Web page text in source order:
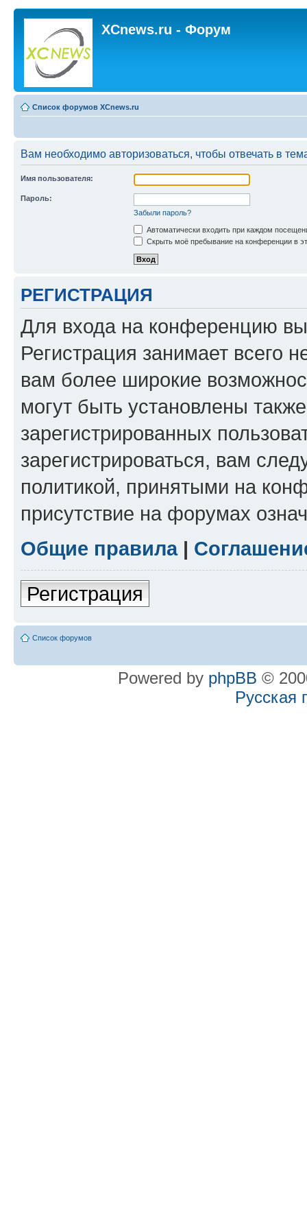
XCnews.ru - Форум
Список форумов XCnews.ru
Вам необходимо авторизоваться, чтобы отвечать в
Имя пользователя:
Пароль:
Забыли пароль?
Автоматически входить при каждом
Скрыть моё пребывание на конференции в
РЕГИСТРАЦИЯ
Для входа на конференцию
Регистрация занимает всего
вам более широкие
могут быть установлены
зарегистрированных
зарегистрироваться, вам
политикой, принятыми на
присутствие на форумах
Общие правила|
Регистрация
Список форумов
Powered by phpBB ©
Русская